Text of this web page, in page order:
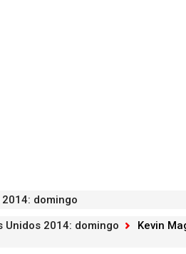
2014: domingo
Unidos 2014: domingo
Kevin